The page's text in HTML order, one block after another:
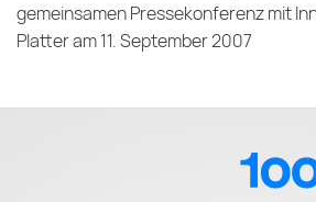
gemeinsamen Pressekonferenz mit
Platter am 11. September 2007